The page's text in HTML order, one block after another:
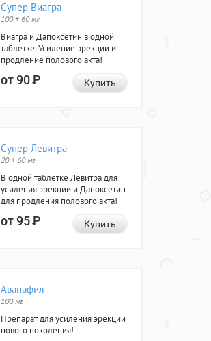
Супер Виагра
100 + 60 мг
Виагра и Дапоксетин в одной
таблетке. Усиление эрекции и
продление полового акта!
от 90Р Купить
Супер Левитра
20 + 60 мг
В одной таблетке Левитра для
усиления эрекции и Дапоксетин
для продления полового акта!
от 95Р Купить
Аванафил
100 мг
Препарат для усиления эрекции
нового поколения!